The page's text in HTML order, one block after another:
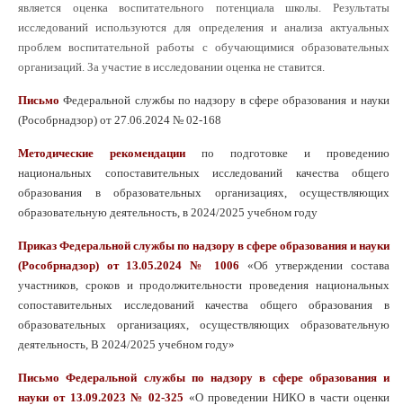
является оценка воспитательного потенциала школы. Результаты
исследований используются для определения и анализа актуальных
проблем воспитательной работы с обучающимися образовательных
организаций. За участие в исследовании оценка не ставится.
Письмо Федеральной службы по надзору в сфере образования и науки
(Рособрнадзор) от 27.06.2024 № 02-168
Методические рекомендации по подготовке и проведению
национальных сопоставительных исследований качества общего
образования в образовательных организациях, осуществляющих
образовательную деятельность, в 2024/2025 учебном году
Приказ Федеральной службы по надзору в сфере образования и науки
(Рособрнадзор) от 13.05.2024 № 1006
«Об утверждении состава
участников, сроков и продолжительности проведения национальных
сопоставительных исследований качества общего образования в
образовательных организациях, осуществляющих образовательную
деятельность, В 2024/2025 учебном году»
Письмо Федеральной службы по надзору в сфере образования и
науки от 13.09.2023 № 02-325 «О проведении НИКО в части оценки